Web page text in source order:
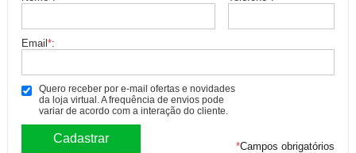
Email*:
Quero receber por e-mail ofertas e novidades
da loja virtual. A frequência de envios pode
variar de acordo com a interação do cliente.
*Campos obrigatórios